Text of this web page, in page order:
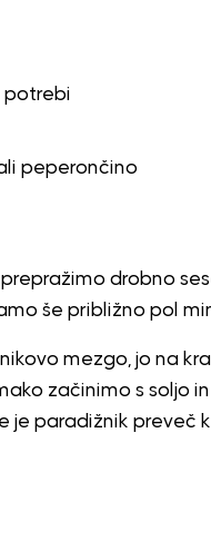
potrebi
peperončino
drobno
še približno pol
mezgo, jo na
začinimo s soljo
je paradižnik preveč